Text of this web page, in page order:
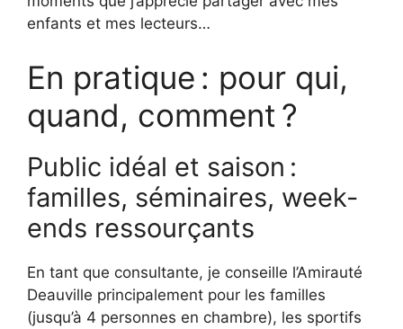
enfants et mes lecteurs…
En pratique : pour qui,
quand, comment ?
Public idéal et saison :
familles, séminaires, week-
ends ressourçants
En tant que consultante, je conseille l’Amirauté
Deauville principalement pour les familles
(jusqu’à 4 personnes en chambre), les sportifs